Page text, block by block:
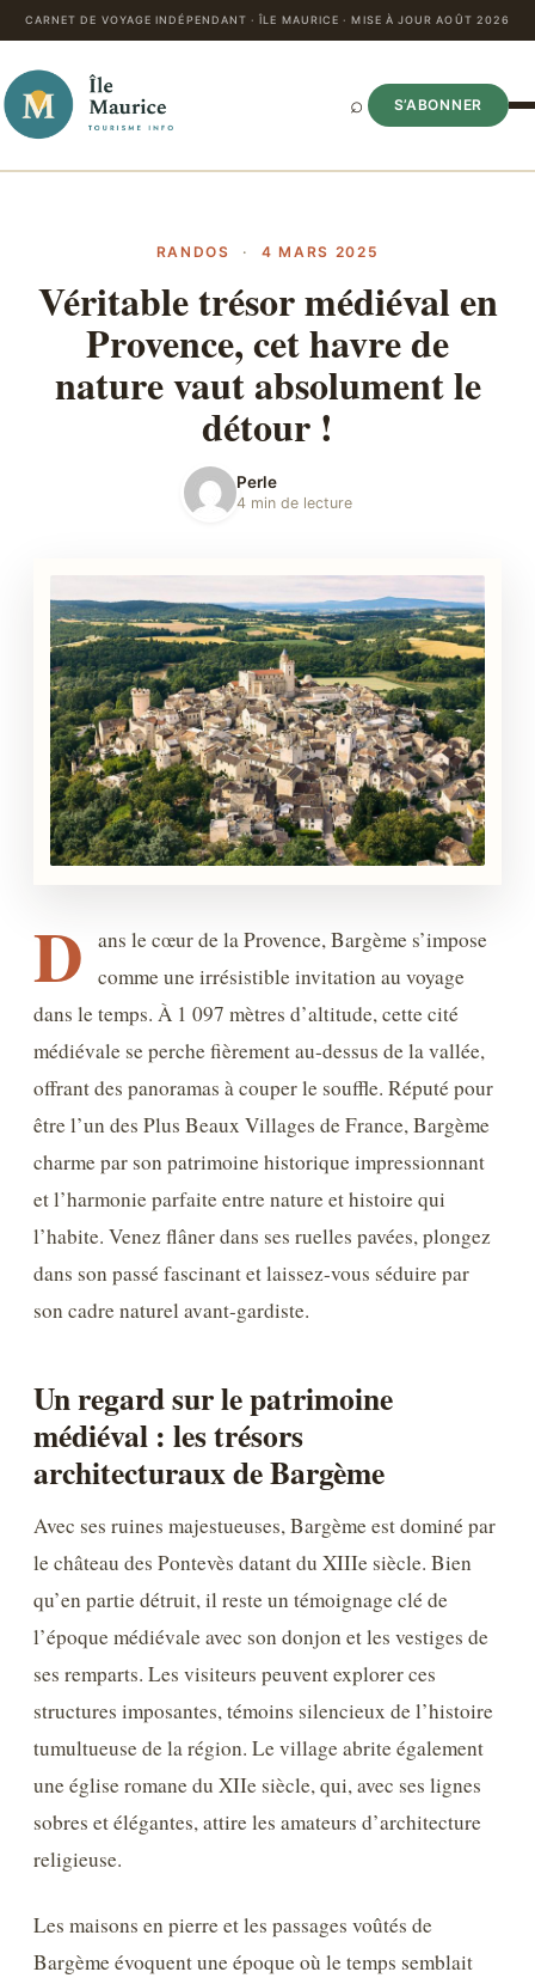
CARNET DE VOYAGE INDÉPENDANT · ÎLE MAURICE · MISE À JOUR AOÛT 2026
⌕ S’ABONNER
RANDOS · 4 MARS 2025
Véritable trésor médiéval en
Provence, cet havre de
nature vaut absolument le
détour !
Perle
4 min de lecture
D
ans le cœur de la Provence, Bargème s’impose
comme une irrésistible invitation au voyage
dans le temps. À 1 097 mètres d’altitude, cette cité
médiévale se perche fièrement au-dessus de la vallée,
offrant des panoramas à couper le souffle. Réputé pour
être l’un des Plus Beaux Villages de France, Bargème
charme par son patrimoine historique impressionnant
et l’harmonie parfaite entre nature et histoire qui
l’habite. Venez flâner dans ses ruelles pavées, plongez
dans son passé fascinant et laissez-vous séduire par
son cadre naturel avant-gardiste.
Un regard sur le patrimoine
médiéval : les trésors
architecturaux de Bargème
Avec ses ruines majestueuses, Bargème est dominé par
le château des Pontevès datant du XIIIe siècle. Bien
qu’en partie détruit, il reste un témoignage clé de
l’époque médiévale avec son donjon et les vestiges de
ses remparts. Les visiteurs peuvent explorer ces
structures imposantes, témoins silencieux de l’histoire
tumultueuse de la région. Le village abrite également
une église romane du XIIe siècle, qui, avec ses lignes
sobres et élégantes, attire les amateurs d’architecture
religieuse.
Les maisons en pierre et les passages voûtés de
Bargème évoquent une époque où le temps semblait